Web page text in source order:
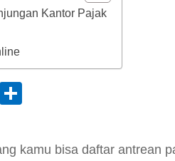
Kantor Pajak
Copy
kamu bisa daftar antrean